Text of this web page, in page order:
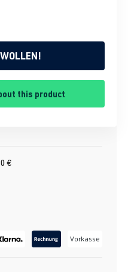
this product
€
Vorkasse